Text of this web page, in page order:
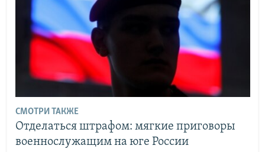
СМОТРИ ТАКЖЕ
Отделаться штрафом: мягкие приговоры
военнослужащим на юге России